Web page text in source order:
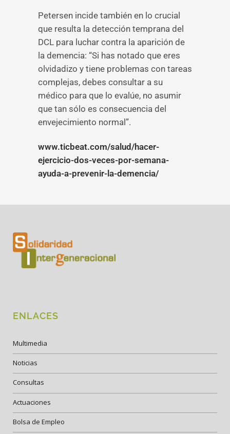
Petersen incide también en lo crucial
que resulta la detección temprana del
DCL para luchar contra la aparición de
la demencia: “Si has notado que eres
olvidadizo y tiene problemas con tareas
complejas, debes consultar a su
médico para que lo evalúe, no asumir
que tan sólo es consecuencia del
envejecimiento normal”.
www.ticbeat.com/salud/hacer-
ejercicio-dos-veces-por-semana-
ayuda-a-prevenir-la-demencia/
ENLACES
Multimedia
Noticias
Consultas
Actuaciones
Bolsa de Empleo